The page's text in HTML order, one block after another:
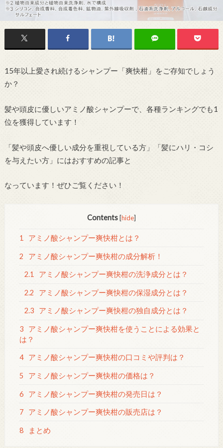
15年以上愛され続けるシャンプー「爽快柑」をご存知でしょう
か？
髪や頭皮に優しいアミノ酸シャンプーで、各種ランキングでも1
位を獲得しています！
「髪や頭皮へ優しい成分を重視している方」「髪にハリ・コシ
を与えたい方」にはおすすめの記事と
なっています！ぜひご覧ください！
Contents [hide]
1 アミノ酸シャンプー爽快柑とは？
2 アミノ酸シャンプー爽快柑の成分解析！
2.1 アミノ酸シャンプー爽快柑の洗浄成分とは？
2.2 アミノ酸シャンプー爽快柑の保湿成分とは？
2.3 アミノ酸シャンプー爽快柑の独自成分とは？
3
アミノ酸シャンプー爽快柑を使うことによる効果と
は？
4 アミノ酸シャンプー爽快柑の口コミや評判は？
5 アミノ酸シャンプー爽快柑の価格は？
6 アミノ酸シャンプー爽快柑の発売日は？
7 アミノ酸シャンプー爽快柑の販売店は？
8 まとめ